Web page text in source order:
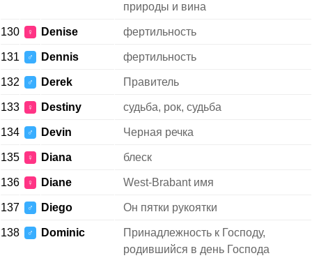
природы и вина
130 ♀ Denise фертильность
131 ♂ Dennis фертильность
132 ♂ Derek Правитель
133 ♀ Destiny судьба, рок, судьба
134 ♂ Devin Черная речка
135 ♀ Diana блеск
136 ♀ Diane West-Brabant имя
137 ♂ Diego Он пятки рукоятки
138 ♂ Dominic
Принадлежность к Господу,
родившийся в день Господа